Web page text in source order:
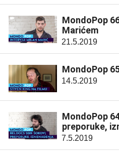
MondoPop
Marićem
21.5.2019
MondoPop
14.5.2019
MondoPop
preporuke,
7.5.2019